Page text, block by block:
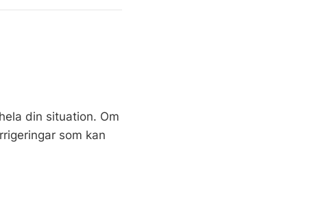
din situation. Om
som kan